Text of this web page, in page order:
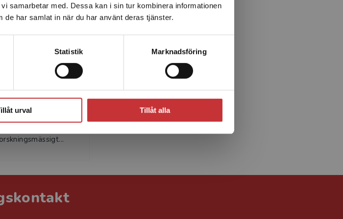
samarbetar med. Dessa kan i sin tur kombinera informationen
de har samlat in när du har använt deras tjänster.
Statistik Marknadsföring
urval Tillåt alla
ett köp måste
Läs mer
är docent i
på
sociala och